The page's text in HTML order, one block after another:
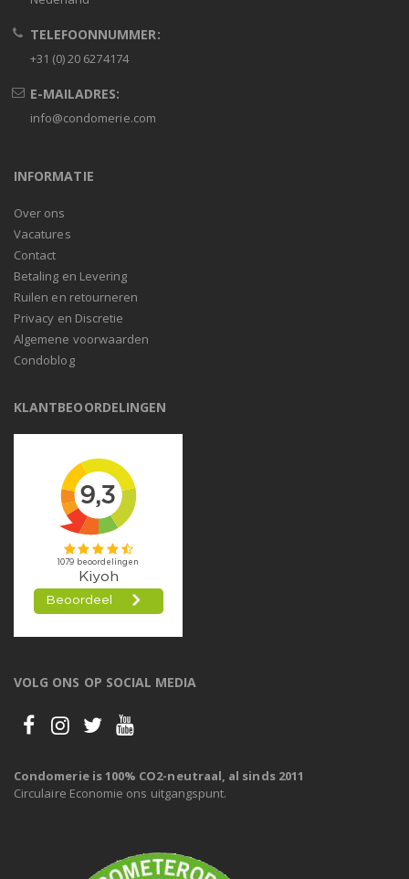
TELEFOONNUMMER:
+31 (0) 20 6274174
E-MAILADRES:
info@condomerie.com
INFORMATIE
Over ons
Vacatures
Contact
Betaling en Levering
Ruilen en retourneren
Privacy en Discretie
Algemene voorwaarden
Condoblog
KLANTBEOORDELINGEN
VOLG ONS OP SOCIAL MEDIA
Condomerie is 100% CO2-neutraal, al sinds 2011
Circulaire Economie ons uitgangspunt.